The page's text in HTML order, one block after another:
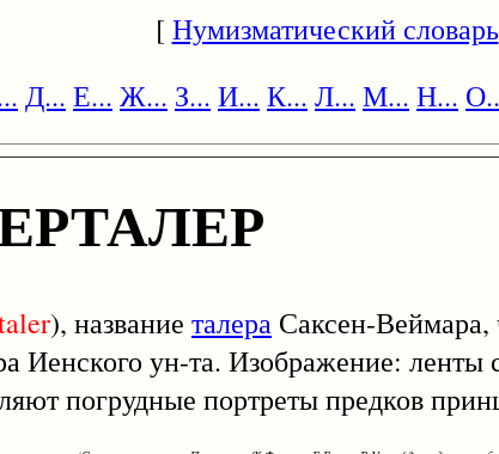
[Нумизматический словарь
Д... Е... Ж... З... И... К... Л... М... Н...
), название талера Саксен-Веймара,
Иенского ун-та. Изображение: ленты
погрудные портреты предков